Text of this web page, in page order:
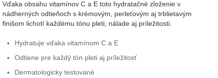
Vďaka obsahu vitamínov C a E toto hydratačné zloženie v
nádherných odtieňoch s krémovým, perleťovým aj trblietavým
finišom lichotí každému tónu pleti, nálade aj príležitosti.
Hydratuje vďaka vitamínom C a E
Odtiene pre každý tón pleti aj príležitosť
Dermatologicky testované